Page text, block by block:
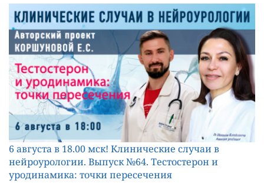
6 августа в 18.00 мск! Клинические случаи в
нейроурологии. Выпуск №64. Тестостерон и
уродинамика: точки пересечения